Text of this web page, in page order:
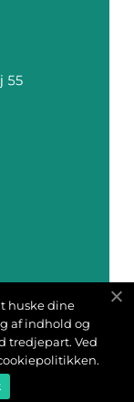
huske dine
af indhold og
tredjepart. Ved